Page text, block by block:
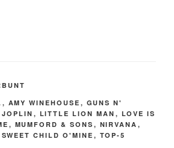
, AMY WINEHOUSE , GUNS N'
, LITTLE LION MAN , LOVE IS
, MUMFORD & SONS , NIRVANA ,
SWEET CHILD O'MINE , TOP-5